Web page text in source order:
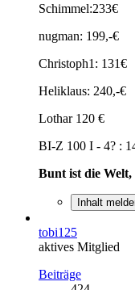
Schimmel:233€
nugman: 199,-€
Christoph1: 131€
Heliklaus: 240,-€
Lothar 120 €
BI-Z 100 I - 4? :
Bunt ist die
Inhalt
tobi125
aktives Mitglied
Beiträge